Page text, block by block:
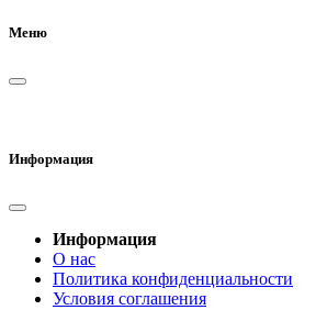
Меню
Информация
Информация
О нас
Политика конфиденциальности
Условия соглашения